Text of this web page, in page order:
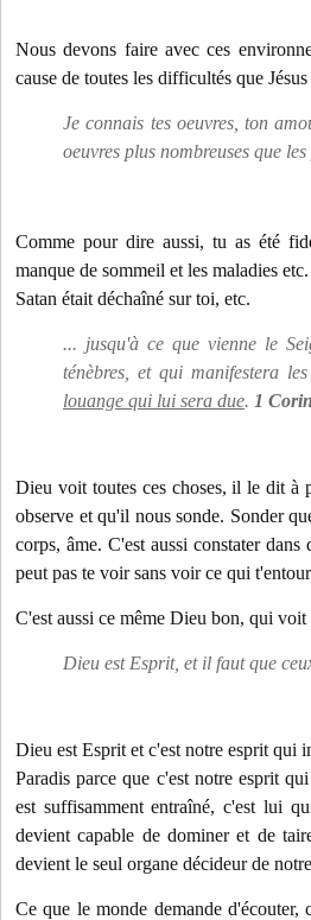
Nous devons faire avec ces
cause de toutes les difficultés que
Je connais tes oeuvres, ton
oeuvres plus nombreuses que les
Comme pour dire aussi, tu as été
manque de sommeil et les maladies
Satan était déchaîné sur toi, etc.
... jusqu'à ce que vienne le
ténèbres, et qui manifestera
louange qui lui sera due. 1
Dieu voit toutes ces choses, il le dit à
observe et qu'il nous sonde. Sonder
corps, âme. C'est aussi constater
peut pas te voir sans voir ce qui
C'est aussi ce même Dieu bon, qui
Dieu est Esprit, et il faut que
Dieu est Esprit et c'est notre esprit qui
Paradis parce que c'est notre esprit
est suffisamment entraîné, c'est lui
devient capable de dominer et de
devient le seul organe décideur de
Ce que le monde demande